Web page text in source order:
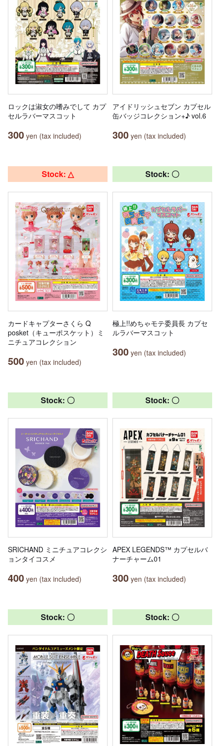
ロックは淑女の嗜みでして カプ
セルラバーマスコット
300 yen (tax included)
アイドリッシュセブン カプセル
缶バッジコレクション+♪ vol.6
300 yen (tax included)
Stock: △
カードキャプターさくら Q
posket（キューポスケット）ミ
ニチュアコレクション
500 yen (tax included)
Stock: 〇
極上!!めちゃモテ委員長 カプセ
ルラバーマスコット
300 yen (tax included)
Stock: 〇
SRICHAND ミニチュアコレクシ
ョンタイコスメ
400 yen (tax included)
Stock: 〇
APEX LEGENDS™ カプセルバ
ナーチャーム01
300 yen (tax included)
Stock: 〇 Stock: 〇